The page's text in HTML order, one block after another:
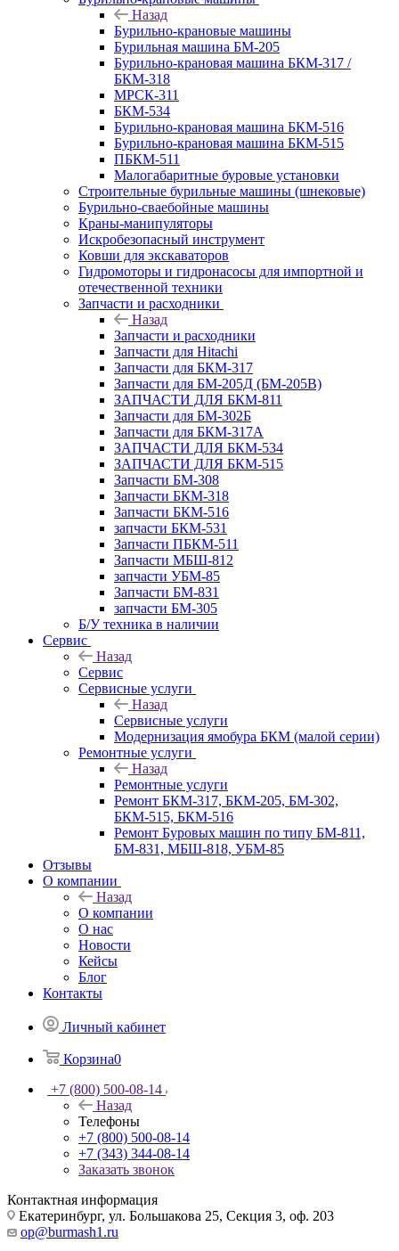
Назад
Бурильно-крановые машины
Бурильная машина БМ-205
Бурильно-крановая машина БКМ-317 /
БКМ-318
МРСК-311
БКМ-534
Бурильно-крановая машина БКМ-516
Бурильно-крановая машина БКМ-515
ПБКМ-511
Малогабаритные буровые установки
Строительные бурильные машины (шнековые)
Бурильно-сваебойные машины
Краны-манипуляторы
Искробезопасный инструмент
Ковши для экскаваторов
Гидромоторы и гидронасосы для импортной и
отечественной техники
Запчасти и расходники
Назад
Запчасти и расходники
Запчасти для Hitachi
Запчасти для БКМ-317
Запчасти для БМ-205Д (БМ-205В)
ЗАПЧАСТИ ДЛЯ БКМ-811
Запчасти для БМ-302Б
Запчасти для БКМ-317А
ЗАПЧАСТИ ДЛЯ БКМ-534
ЗАПЧАСТИ ДЛЯ БКМ-515
Запчасти БМ-308
Запчасти БКМ-318
Запчасти БКМ-516
запчасти БКМ-531
Запчасти ПБКМ-511
Запчасти МБШ-812
запчасти УБМ-85
Запчасти БМ-831
запчасти БМ-305
Б/У техника в наличии
Сервис
Назад
Сервис
Сервисные услуги
Назад
Сервисные услуги
Модернизация ямобура БКМ (малой серии)
Ремонтные услуги
Назад
Ремонтные услуги
Ремонт БКМ-317, БКМ-205, БМ-302,
БКМ-515, БКМ-516
Ремонт Буровых машин по типу БМ-811,
БМ-831, МБШ-818, УБМ-85
Отзывы
О компании
Назад
О компании
О нас
Новости
Кейсы
Блог
Контакты
Личный кабинет
Корзина0
+7 (800) 500-08-14
Назад
Телефоны
+7 (800) 500-08-14
+7 (343) 344-08-14
Заказать звонок
Контактная информация
Екатеринбург, ул. Большакова 25, Секция 3, оф. 203
op@burmash1.ru